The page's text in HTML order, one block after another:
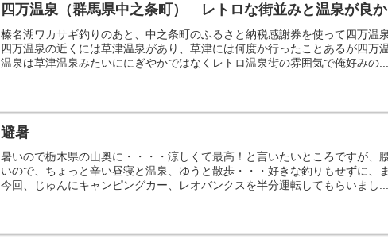
四万温泉（群馬県中之条町） レトロな街並みと温泉が良
榛名湖ワカサギ釣りのあと、中之条町のふるさと納税感謝券を使って四万温
四万温泉の近くには草津温泉があり、草津には何度か行ったことあるが四万
温泉は草津温泉みたいににぎやかではなくレトロ温泉街の雰囲気で俺好みの...
避暑
暑いので栃木県の山奥に・・・・涼しくて最高！と言いたいところですが、
いので、ちょっと辛い昼寝と温泉、ゆうと散歩・・・好きな釣りもせずに、
今回、じゅんにキャンピングカー、レオバンクスを半分運転してもらいまし...